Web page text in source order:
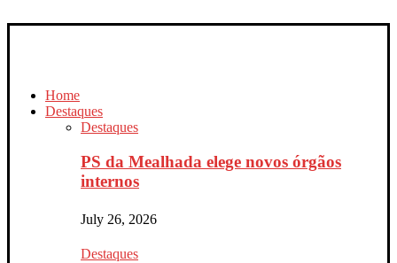
Home
Destaques
Destaques
PS da Mealhada elege novos órgãos
internos
July 26, 2026
Destaques